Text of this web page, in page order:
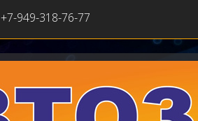
+7-949-318-76-77